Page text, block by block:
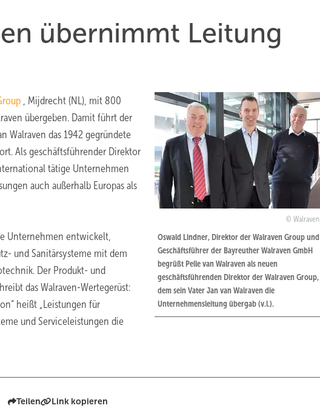
übernimmt Leitung
Walraven
Oswald Lindner, Direktor der Walraven Group und
Geschäftsführer der Bayreuther Walraven GmbH
begrüßt Pelle van Walraven als neuen
geschäftsführenden Direktor der Walraven Group,
dem sein Vater Jan van Walraven die
Unternehmensleitung übergab (v.l.).
, Mijdrecht (NL), mit 800
übergeben. Damit führt der
Walraven das 1942 gegründete
Als geschäftsführender Direktor
tätige Unternehmen
auch außerhalb Europas als
Unternehmen entwickelt,
und Sanitärsysteme mit dem
Der Produkt- und
das Walraven-Wertegerüst:
heißt „Leistungen für
und Serviceleistungen die
Teilen Link kopieren